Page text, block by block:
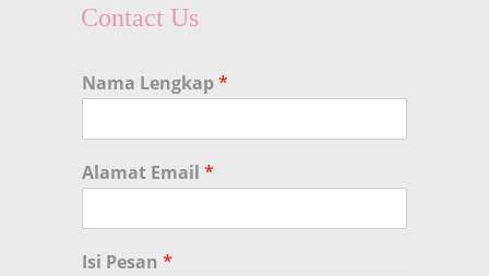
Contact Us
Nama Lengkap*
Alamat Email *
Isi Pesan *